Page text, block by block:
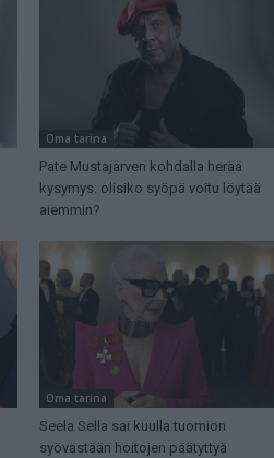
Oma tarina
Pate Mustajärven kohdalla herää
kysymys: olisiko syöpä voitu löytää
aiemmin?
Oma tarina
Seela Sella sai kuulla tuomion
syövästään hoitojen päätyttyä